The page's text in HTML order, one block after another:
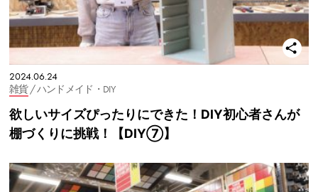
2024.06.24
雑貨/ ハンドメイド・DIY
欲しいサイズぴったりにできた！DIY初心者さんが
棚づくりに挑戦！【DIY⑦】